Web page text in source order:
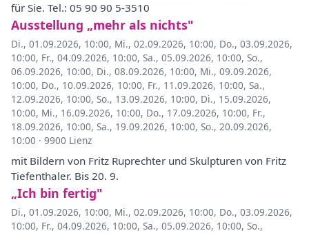
für Sie. Tel.: 05 90 90 5-3510
Ausstellung „mehr als nichts"
Di., 01.09.2026, 10:00, Mi., 02.09.2026, 10:00, Do., 03.09.2026,
10:00, Fr., 04.09.2026, 10:00, Sa., 05.09.2026, 10:00, So.,
06.09.2026, 10:00, Di., 08.09.2026, 10:00, Mi., 09.09.2026,
10:00, Do., 10.09.2026, 10:00, Fr., 11.09.2026, 10:00, Sa.,
12.09.2026, 10:00, So., 13.09.2026, 10:00, Di., 15.09.2026,
10:00, Mi., 16.09.2026, 10:00, Do., 17.09.2026, 10:00, Fr.,
18.09.2026, 10:00, Sa., 19.09.2026, 10:00, So., 20.09.2026,
10:00 · 9900 Lienz
mit Bildern von Fritz Ruprechter und Skulpturen von Fritz
Tiefenthaler. Bis 20. 9.
„Ich bin fertig"
Di., 01.09.2026, 10:00, Mi., 02.09.2026, 10:00, Do., 03.09.2026,
10:00, Fr., 04.09.2026, 10:00, Sa., 05.09.2026, 10:00, So.,